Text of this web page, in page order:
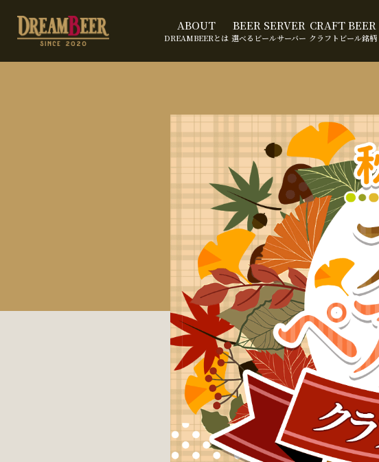
ABOUT
DREAMBEERとは
BEER SERVER
選べるビールサーバー
CRAFT BEER
クラフトビール銘柄